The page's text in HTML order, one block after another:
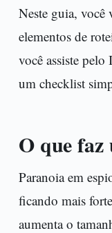
Neste guia, você
elementos de
você assiste
um checklist
O que
Paranoia em
ficando mais
aumenta o